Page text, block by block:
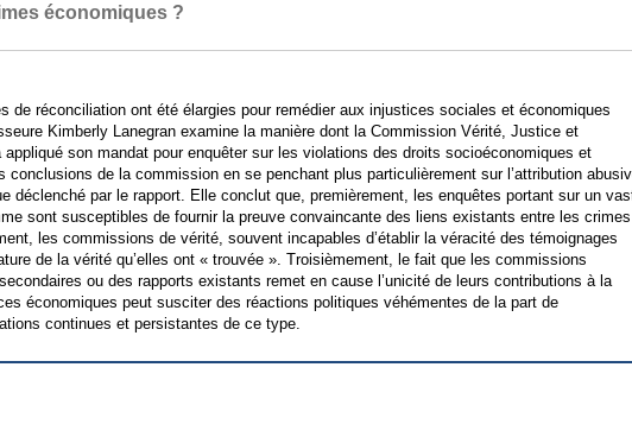
économiques ?
de réconciliation ont été élargies pour remédier aux injustices sociales et économiques
Kimberly Lanegran examine la manière dont la Commission Vérité, Justice et
appliqué son mandat pour enquêter sur les violations des droits socioéconomiques et
conclusions de la commission en se penchant plus particulièrement sur l’attribution
déclenché par le rapport. Elle conclut que, premièrement, les enquêtes portant sur un
sont susceptibles de fournir la preuve convaincante des liens existants entre les crimes
les commissions de vérité, souvent incapables d’établir la véracité des témoignages
de la vérité qu’elles ont « trouvée ». Troisièmement, le fait que les commissions
ou des rapports existants remet en cause l’unicité de leurs contributions à la
économiques peut susciter des réactions politiques véhémentes de la part de
continues et persistantes de ce type.